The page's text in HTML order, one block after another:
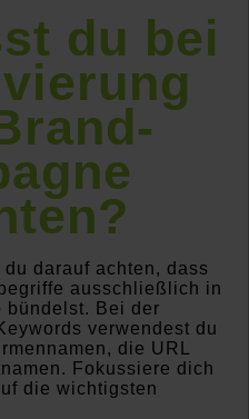
du bei
darauf achten, dass
ausschließlich in
bündelst. Bei der
verwendest du
die URL
Fokussiere dich
die wichtigsten